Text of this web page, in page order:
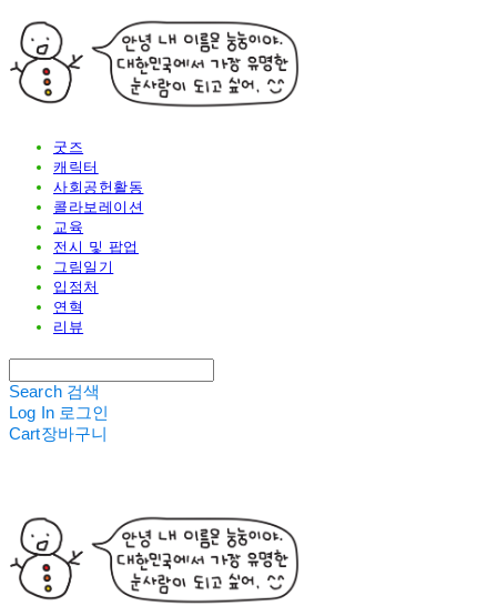
굿즈
캐릭터
사회공헌활동
콜라보레이션
교육
전시 및 팝업
그림일기
입점처
연혁
리뷰
Search 검색
Log In 로그인
Cart장바구니